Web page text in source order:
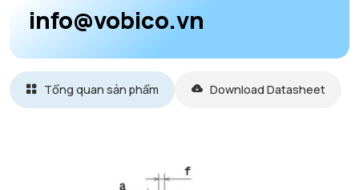
info@vobico.vn
Tổng quan sản phẩm Download Datasheet